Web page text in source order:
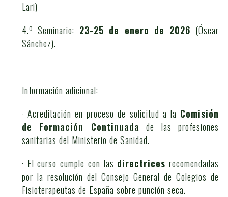
Lari)
4.º Seminario: 23-25 de enero de 2026 (Óscar
Sánchez).
Información adicional:
· Acreditación en proceso de solicitud a la Comisión
de Formación Continuada de las profesiones
sanitarias del Ministerio de Sanidad.
· El curso cumple con las directrices recomendadas
por la resolución del Consejo General de Colegios de
Fisioterapeutas de España sobre punción seca.